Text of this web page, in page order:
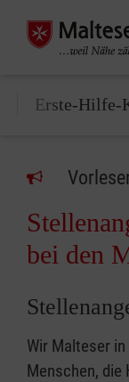
Erste-Hilfe-
bei den
Wir Malteser
Menschen, die